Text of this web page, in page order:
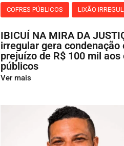
COFRES PÚBLICOS LIXÃO
IBICUÍ NA MIRA DA
irregular gera condenação
prejuízo de R$ 100 mil aos
públicos
Ver mais